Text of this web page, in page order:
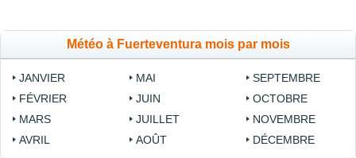
Météo à Fuerteventura mois par mois
JANVIER
FÉVRIER
MARS
AVRIL
MAI
JUIN
JUILLET
AOÛT
SEPTEMBRE
OCTOBRE
NOVEMBRE
DÉCEMBRE